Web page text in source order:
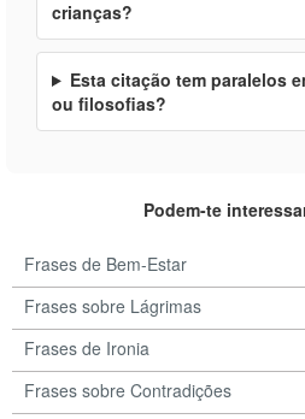
crianças?
Esta citação tem paralelos
ou filosofias?
Podem-te
Frases de Bem-Estar
Frases sobre Lágrimas
Frases de Ironia
Frases sobre Contradições